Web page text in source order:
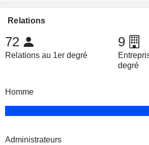
Relations
72
Relations au 1er degré
9
degré
Homme
Administrateurs